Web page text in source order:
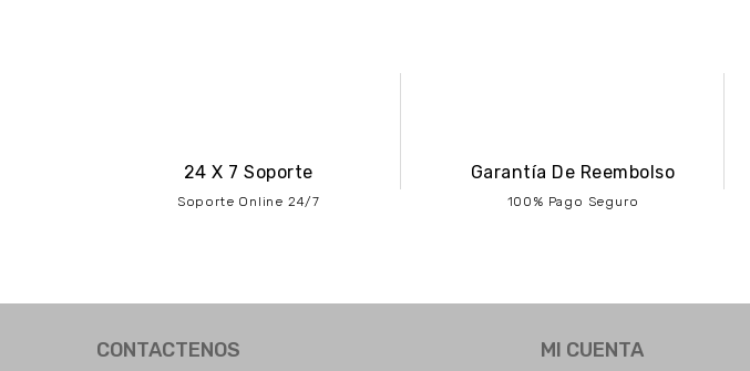
24 X 7 Soporte
Soporte Online 24/7
Garantía De Reembolso
100% Pago Seguro
CONTACTENOS MI CUENTA